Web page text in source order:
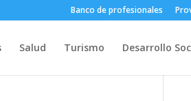
Banco de profesionales
Salud Turismo Desarrollo